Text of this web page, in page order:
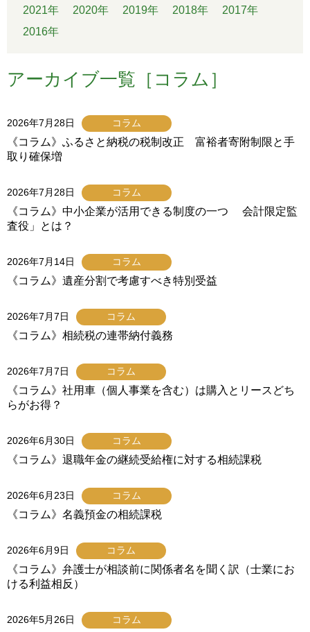
2021年
2020年 2019年 2018年
2017年
2016年
アーカイブ一覧［コラム］
2026年7月28日 コラム
《コラム》ふるさと納税の税制改正 富裕者寄附制限と手
取り確保増
2026年7月28日 コラム
《コラム》中小企業が活用できる制度の一つ 会計限定監
査役」とは？
2026年7月14日 コラム
《コラム》遺産分割で考慮すべき特別受益
2026年7月7日 コラム
《コラム》相続税の連帯納付義務
2026年7月7日 コラム
《コラム》社用車（個人事業を含む）は購入とリースどち
らがお得？
2026年6月30日 コラム
《コラム》退職年金の継続受給権に対する相続課税
2026年6月23日 コラム
《コラム》名義預金の相続課税
2026年6月9日 コラム
《コラム》弁護士が相談前に関係者名を聞く訳（士業にお
ける利益相反）
2026年5月26日 コラム